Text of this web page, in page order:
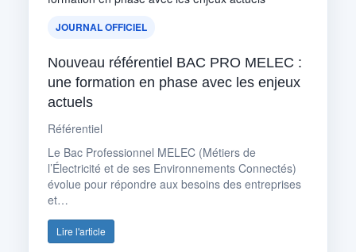
JOURNAL OFFICIEL
Nouveau référentiel BAC PRO MELEC :
une formation en phase avec les enjeux
actuels
Référentiel
Le Bac Professionnel MELEC (Métiers de
l’Électricité et de ses Environnements Connectés)
évolue pour répondre aux besoins des entreprises
et…
Lire l'article